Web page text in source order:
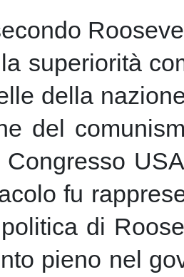
superiorità
della
del
fu
di
pieno nel